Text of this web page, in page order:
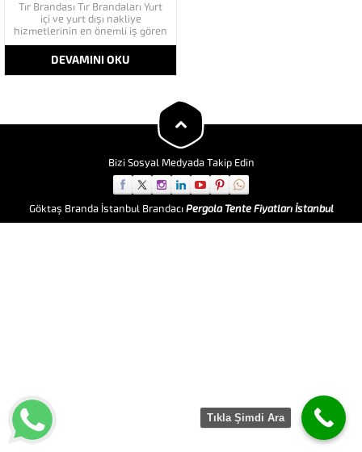
Tır Brandası Tır Brandaları Yurt
içi ve yurt dışı nakliye
hizmetlerinin en önemli iş gören
aracı olan tırlara oldukça
özellikli taşıma araçlarıdır. Tır
brandası da sıradan bir araç
örtüsünden farklı olarak nitelikli
DEVAMINI OKU
Bizi Sosyal Medyada Takip Edin
Göktaş Branda İstanbul Brandacı Pergola Tente Fiyatları İstanbul
Tıkla Şimdi Ara